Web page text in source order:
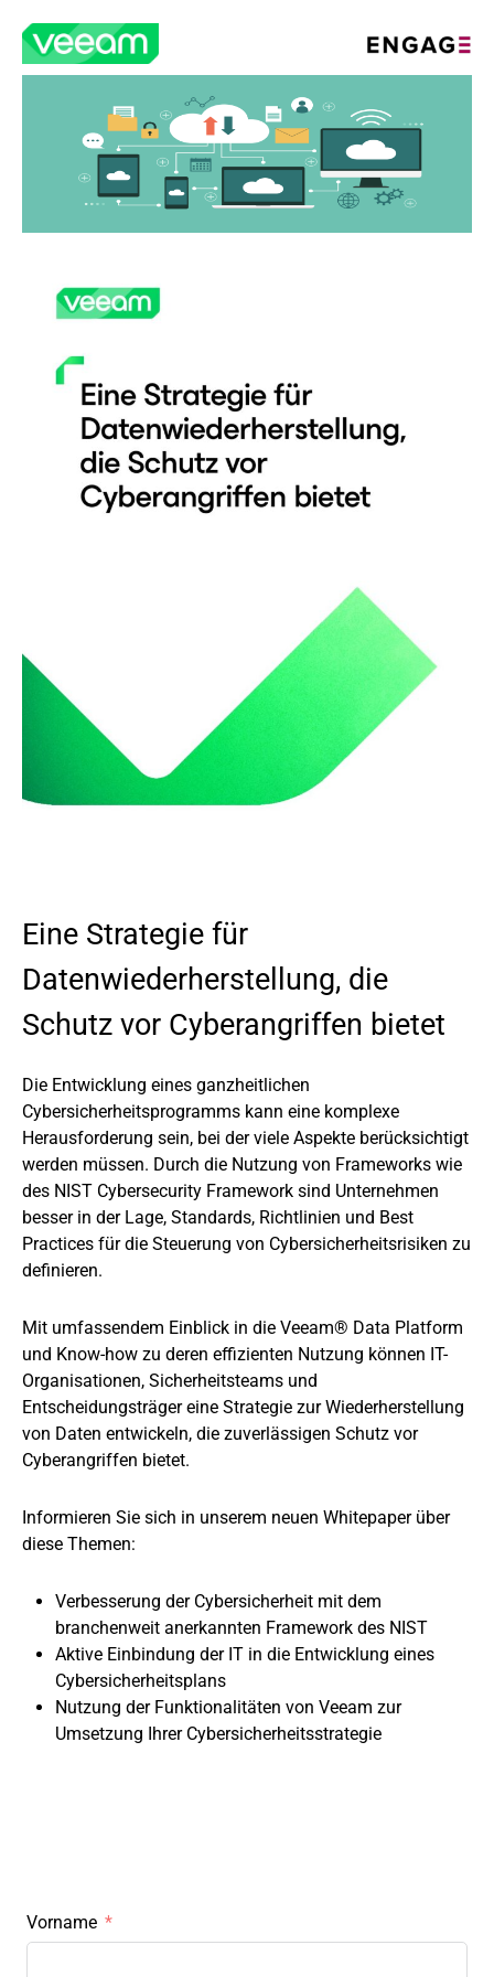
Eine Strategie für
Datenwiederherstellung, die
Schutz vor Cyberangriffen bietet
Die Entwicklung eines ganzheitlichen
Cybersicherheitsprogramms kann eine komplexe
Herausforderung sein, bei der viele Aspekte berücksichtigt
werden müssen. Durch die Nutzung von Frameworks wie
des NIST Cybersecurity Framework sind Unternehmen
besser in der Lage, Standards, Richtlinien und Best
Practices für die Steuerung von Cybersicherheitsrisiken zu
definieren.
Mit umfassendem Einblick in die Veeam® Data Platform
und Know-how zu deren effizienten Nutzung können IT-
Organisationen, Sicherheitsteams und
Entscheidungsträger eine Strategie zur Wiederherstellung
von Daten entwickeln, die zuverlässigen Schutz vor
Cyberangriffen bietet.
Informieren Sie sich in unserem neuen Whitepaper über
diese Themen:
Verbesserung der Cybersicherheit mit dem
branchenweit anerkannten Framework des NIST
Aktive Einbindung der IT in die Entwicklung eines
Cybersicherheitsplans
Nutzung der Funktionalitäten von Veeam zur
Umsetzung Ihrer Cybersicherheitsstrategie
Vorname